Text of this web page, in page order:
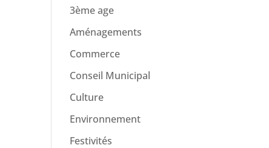
3ème age
Aménagements
Commerce
Conseil Municipal
Culture
Environnement
Festivités